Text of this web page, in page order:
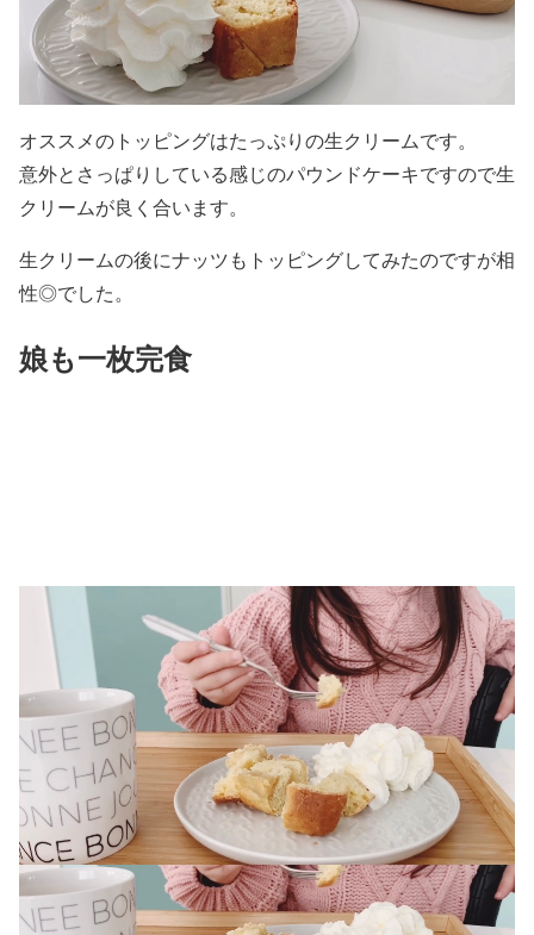
オススメのトッピングはたっぷりの生クリームです。
意外とさっぱりしている感じのパウンドケーキですので生
クリームが良く合います。
生クリームの後にナッツもトッピングしてみたのですが相
性◎でした。
娘も一枚完食